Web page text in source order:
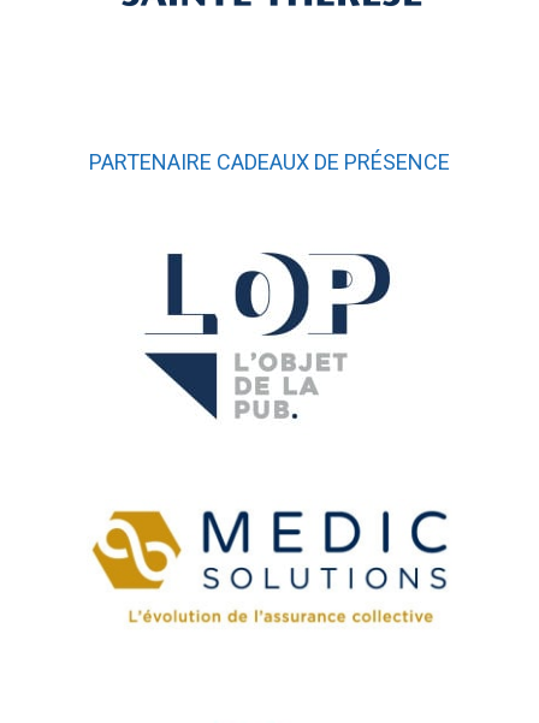
PARTENAIRE CADEAUX DE PRÉSENCE